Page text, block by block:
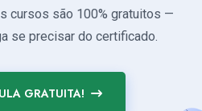
cursos são 100% gratuitos —
se precisar do certificado.
GRATUITA!